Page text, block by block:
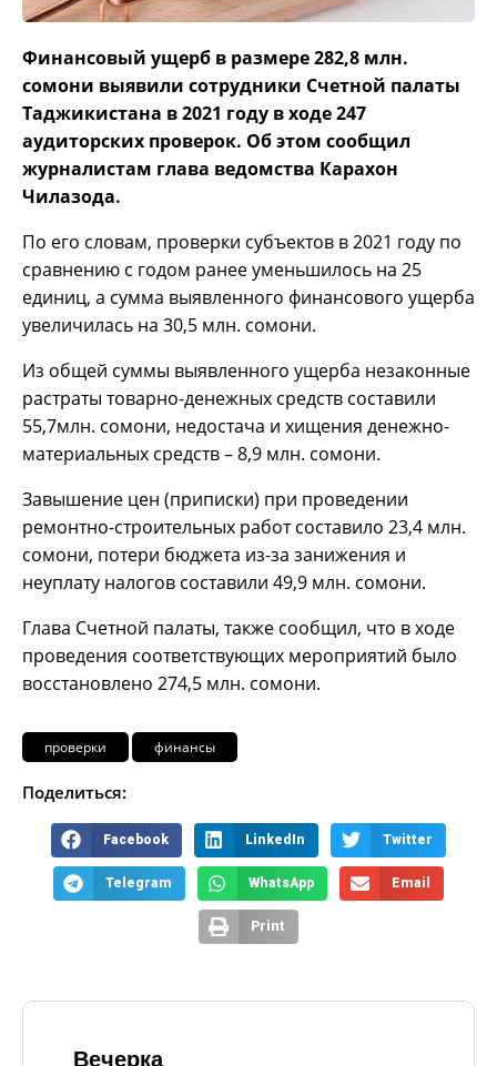
Финансовый ущерб в размере 282,8 млн.
сомони выявили сотрудники Счетной палаты
Таджикистана в 2021 году в ходе 247
аудиторских проверок. Об этом сообщил
журналистам глава ведомства Карахон
Чилазода.
По его словам, проверки субъектов в 2021 году по
сравнению с годом ранее уменьшилось на 25
единиц, а сумма выявленного финансового ущерба
увеличилась на 30,5 млн. сомони.
Из общей суммы выявленного ущерба незаконные
растраты товарно-денежных средств составили
55,7млн. сомони, недостача и хищения денежно-
материальных средств – 8,9 млн. сомони.
Завышение цен (приписки) при проведении
ремонтно-строительных работ составило 23,4 млн.
сомони, потери бюджета из-за занижения и
неуплату налогов составили 49,9 млн. сомони.
Глава Счетной палаты, также сообщил, что в ходе
проведения соответствующих мероприятий было
восстановлено 274,5 млн. сомони.
проверки финансы
Поделиться:
Facebook LinkedIn Twitter
Telegram WhatsApp Email
Print
Вечерка